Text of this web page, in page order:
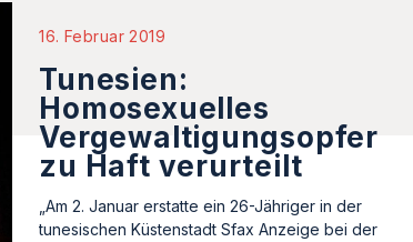
16. Februar 2019
Tunesien:
Homosexuelles
Vergewaltigungsopfer
zu Haft verurteilt
„Am 2. Januar erstatte ein 26-Jähriger in der
tunesischen Küstenstadt Sfax Anzeige bei der